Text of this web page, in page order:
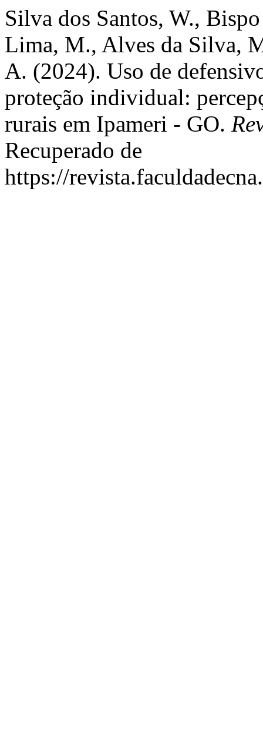
Silva dos Santos, W.,
Lima, M., Alves da Silva,
A. (2024). Uso de
proteção individual:
rurais em Ipameri - GO.
Recuperado de
https://